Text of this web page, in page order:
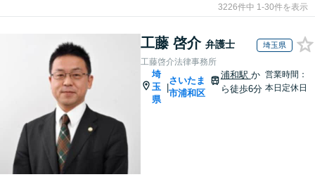
3226件中 1-30件を表示
工藤 啓介 弁護士 埼玉県
工藤啓介法律事務所
埼
玉
県
|
さいたま
市浦和区
浦和駅 か
ら徒歩6分
営業時間：
本日定休日